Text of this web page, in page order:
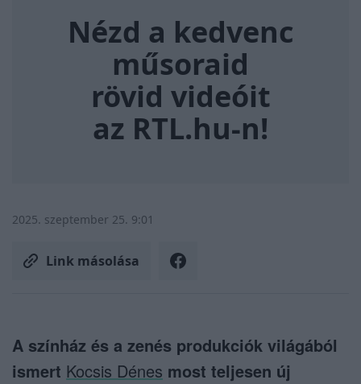
Nézd a kedvenc
műsoraid
rövid videóit
az RTL.hu-n!
2025. szeptember 25. 9:01
Link másolása
A színház és a zenés produkciók világából
ismert Kocsis Dénes most teljesen új